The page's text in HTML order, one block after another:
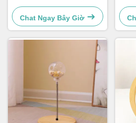
thiết thực
Chat Ngay Bây Giờ